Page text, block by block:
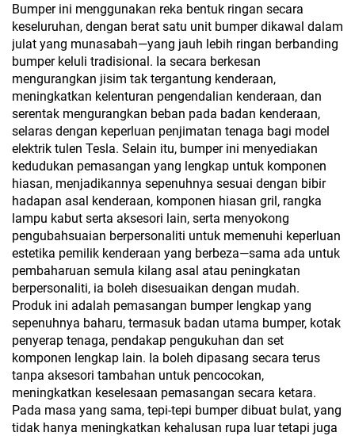
Bumper ini menggunakan reka bentuk ringan secara
keseluruhan, dengan berat satu unit bumper dikawal dalam
julat yang munasabah—yang jauh lebih ringan berbanding
bumper keluli tradisional. Ia secara berkesan
mengurangkan jisim tak tergantung kenderaan,
meningkatkan kelenturan pengendalian kenderaan, dan
serentak mengurangkan beban pada badan kenderaan,
selaras dengan keperluan penjimatan tenaga bagi model
elektrik tulen Tesla. Selain itu, bumper ini menyediakan
kedudukan pemasangan yang lengkap untuk komponen
hiasan, menjadikannya sepenuhnya sesuai dengan bibir
hadapan asal kenderaan, komponen hiasan gril, rangka
lampu kabut serta aksesori lain, serta menyokong
pengubahsuaian berpersonaliti untuk memenuhi keperluan
estetika pemilik kenderaan yang berbeza—sama ada untuk
pembaharuan semula kilang asal atau peningkatan
berpersonaliti, ia boleh disesuaikan dengan mudah.
Produk ini adalah pemasangan bumper lengkap yang
sepenuhnya baharu, termasuk badan utama bumper, kotak
penyerap tenaga, pendakap pengukuhan dan set
komponen lengkap lain. Ia boleh dipasang secara terus
tanpa aksesori tambahan untuk pencocokan,
meningkatkan keselesaan pemasangan secara ketara.
Pada masa yang sama, tepi-tepi bumper dibuat bulat, yang
tidak hanya meningkatkan kehalusan rupa luar tetapi juga